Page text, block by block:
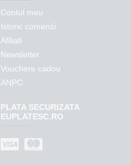
Contul meu
Istoric comenzi
Afiliati
Newsletter
Vouchere cadou
ANPC
PLATA SECURIZATA
EUPLATESC.RO